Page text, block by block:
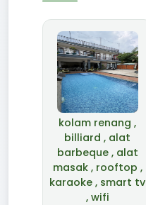
kolam renang ,
billiard , alat
barbeque , alat
masak , rooftop ,
karaoke , smart tv
, wifi